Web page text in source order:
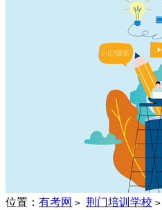
位置： 有考网 > 荆门培训学校 >